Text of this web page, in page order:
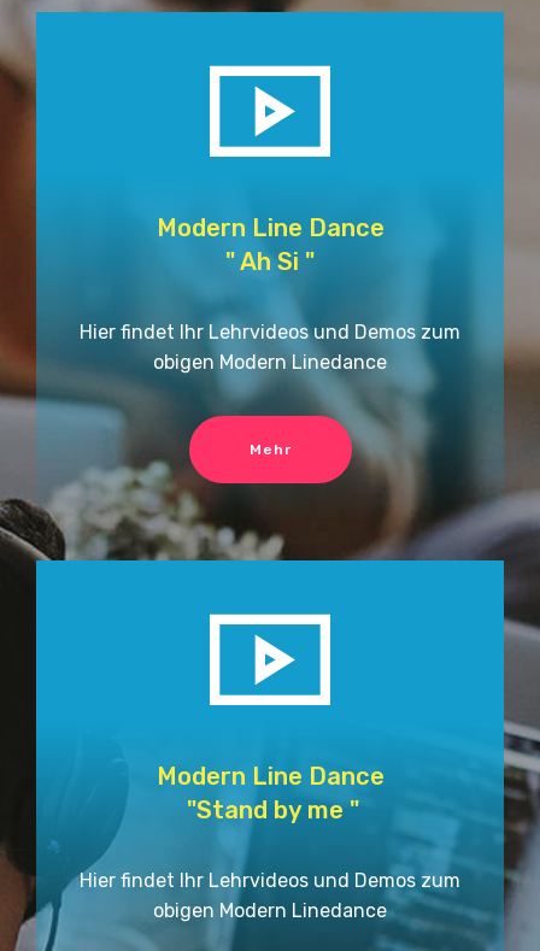
Modern Line Dance
" Ah Si "
Hier findet Ihr Lehrvideos und Demos zum
obigen Modern Linedance
Mehr
Modern Line Dance
"Stand by me "
Hier findet Ihr Lehrvideos und Demos zum
obigen Modern Linedance